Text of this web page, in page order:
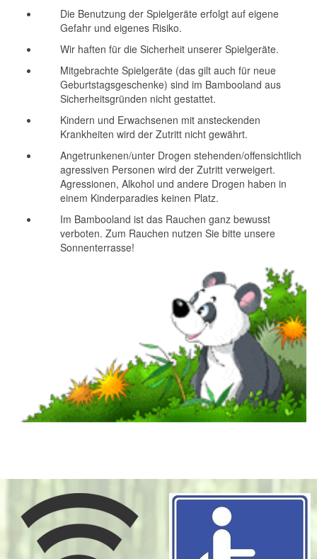
Die Benutzung der Spielgeräte erfolgt auf eigene
Gefahr und eigenes Risiko.
Wir haften für die Sicherheit unserer Spielgeräte.
Mitgebrachte Spielgeräte (das gilt auch für neue
Geburtstagsgeschenke) sind im Bambooland aus
Sicherheitsgründen nicht gestattet.
Kindern und Erwachsenen mit ansteckenden
Krankheiten wird der Zutritt nicht gewährt.
Angetrunkenen/unter Drogen stehenden/offensichtlich
agressiven Personen wird der Zutritt verweigert.
Agressionen, Alkohol und andere Drogen haben in
einem Kinderparadies keinen Platz.
Im Bambooland ist das Rauchen ganz bewusst
verboten. Zum Rauchen nutzen Sie bitte unsere
Sonnenterrasse!